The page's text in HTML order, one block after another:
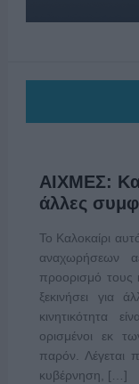
ΑΙΧΜΕΣ:
άλλες
Το Καλοκαίρι
αναχωρήσεων
προορισμό τους
ξεκινήσει για
κινητικότητα
ορισμένοι εκ
παρόν. Λέγεται
κυβέρνηση, […]